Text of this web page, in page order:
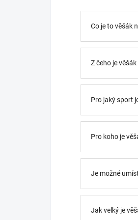
Co je to věšák
Z čeho je
Pro jaký sport
Pro koho je
Je možné
Jak velký je